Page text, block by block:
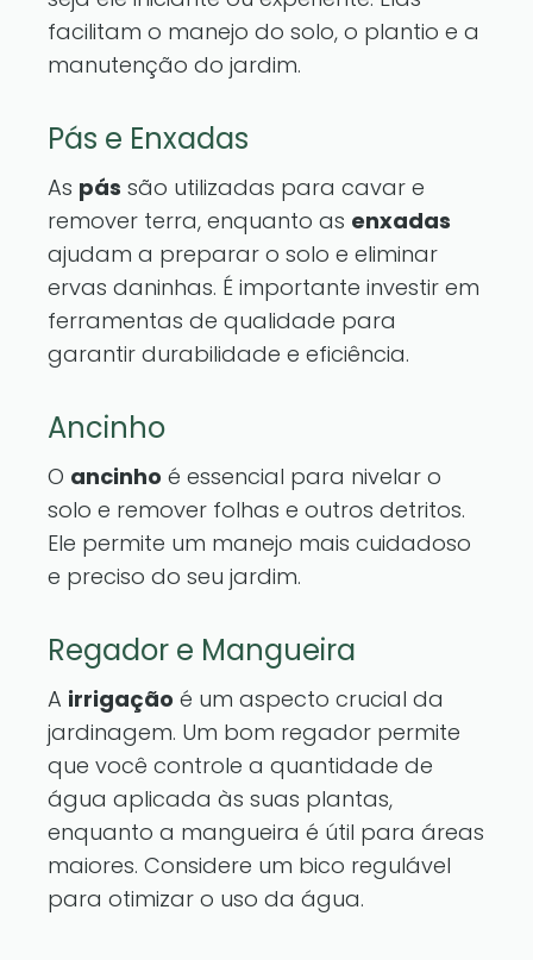
facilitam o manejo do solo, o plantio e a
manutenção do jardim.
Pás e Enxadas
As pás são utilizadas para cavar e
remover terra, enquanto as enxadas
ajudam a preparar o solo e eliminar
ervas daninhas. É importante investir em
ferramentas de qualidade para
garantir durabilidade e eficiência.
Ancinho
O ancinho é essencial para nivelar o
solo e remover folhas e outros detritos.
Ele permite um manejo mais cuidadoso
e preciso do seu jardim.
Regador e Mangueira
A irrigação é um aspecto crucial da
jardinagem. Um bom regador permite
que você controle a quantidade de
água aplicada às suas plantas,
enquanto a mangueira é útil para áreas
maiores. Considere um bico regulável
para otimizar o uso da água.